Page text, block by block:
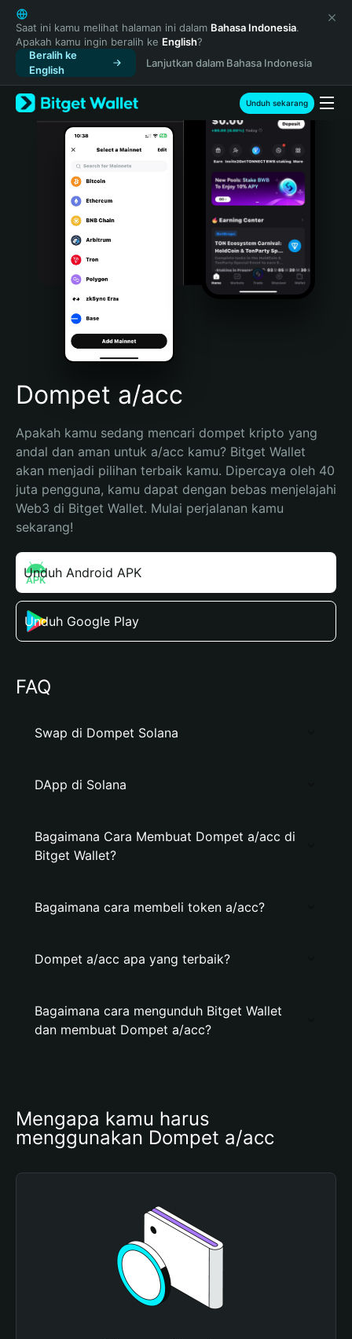
English
日本語
Tiếng Việt
Русский
Español (Latinoamérica)
Türkçe
Italiano
Português (Portugal)
Bahasa Indonesia
Português (Brasil)
Español (Argentina)
Saat ini kamu melihat halaman ini dalam Bahasa Indonesia.
Apakah kamu ingin beralih ke English?
Beralih ke
English
Lanjutkan dalam Bahasa Indonesia
Unduh sekarang
Dompet a/acc
Apakah kamu sedang mencari dompet kripto yang
andal dan aman untuk a/acc kamu? Bitget Wallet
akan menjadi pilihan terbaik kamu. Dipercaya oleh 40
juta pengguna, kamu dapat dengan bebas menjelajahi
Web3 di Bitget Wallet. Mulai perjalanan kamu
sekarang!
Unduh Android APK
Unduh Google Play
FAQ
Swap di Dompet Solana
DApp di Solana
Bagaimana Cara Membuat Dompet a/acc di
Bitget Wallet?
Bagaimana cara membeli token a/acc?
Dompet a/acc apa yang terbaik?
Bagaimana cara mengunduh Bitget Wallet
dan membuat Dompet a/acc?
Mengapa kamu harus
menggunakan Dompet a/acc